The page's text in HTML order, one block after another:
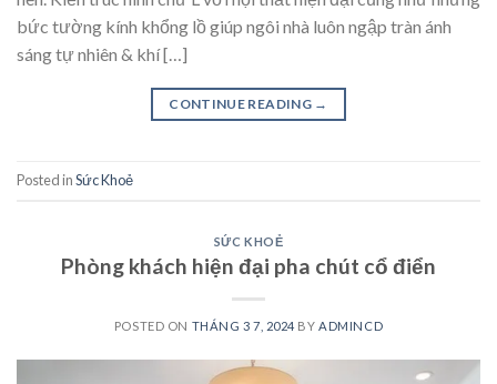
bức tường kính khổng lồ giúp ngôi nhà luôn ngập tràn ánh
sáng tự nhiên & khí […]
CONTINUE READING →
Posted inSức Khoẻ
SỨC KHOẺ
Phòng khách hiện đại pha chút cổ điển
POSTED ON THÁNG 3 7, 2024 BYADMINCD